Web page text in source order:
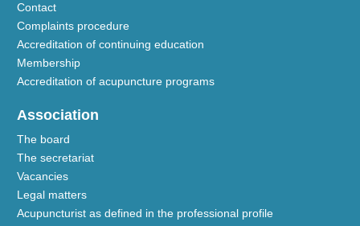
Contact
Complaints procedure
Accreditation of continuing education
Membership
Accreditation of acupuncture programs
Association
The board
The secretariat
Vacancies
Legal matters
Acupuncturist as defined in the professional profile